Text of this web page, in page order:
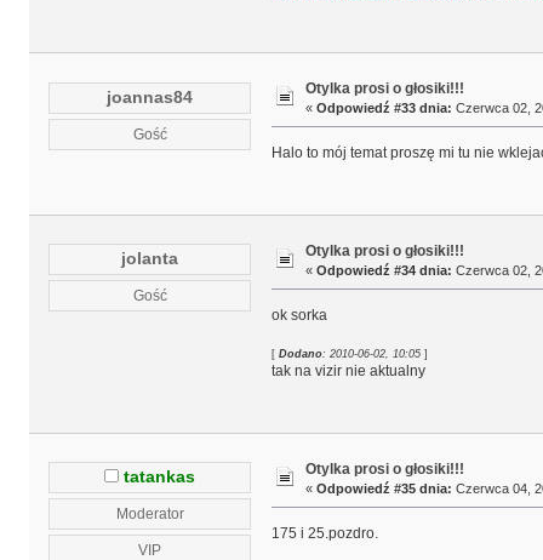
joannas84
Gość
Otylka prosi o głosiki!!!
« Odpowiedź #33 dnia: Czerwca 02,
Halo to mój temat proszę mi tu nie
jolanta
Gość
Otylka prosi o głosiki!!!
« Odpowiedź #34 dnia: Czerwca 02,
ok sorka
[ Dodano: 2010-06-02, 10:05]
tak na vizir nie aktualny
tatankas
Moderator
VIP
Otylka prosi o głosiki!!!
« Odpowiedź #35 dnia: Czerwca 04,
175 i 25.pozdro.